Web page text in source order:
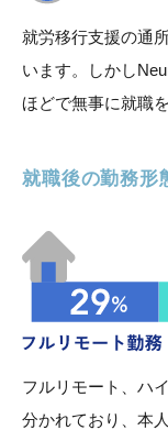
就労移行支援の通
います。しかし
ほどで無事に就職
就職後の勤務形
フルリモート、ハ
分かれており、本